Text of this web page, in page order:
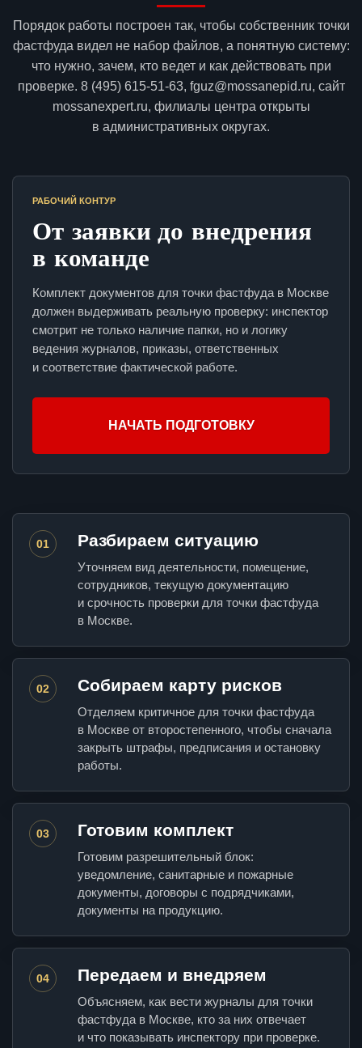
Порядок работы построен так, чтобы собственник точки
фастфуда видел не набор файлов, а понятную систему:
что нужно, зачем, кто ведет и как действовать при
проверке. 8 (495) 615-51-63, fguz@mossanepid.ru, сайт
mossanexpert.ru, филиалы центра открыты
в административных округах.
РАБОЧИЙ КОНТУР
От заявки до внедрения
в команде
Комплект документов для точки фастфуда в Москве
должен выдерживать реальную проверку: инспектор
смотрит не только наличие папки, но и логику
ведения журналов, приказы, ответственных
и соответствие фактической работе.
НАЧАТЬ ПОДГОТОВКУ
01 Разбираем ситуацию
Уточняем вид деятельности, помещение,
сотрудников, текущую документацию
и срочность проверки для точки фастфуда
в Москве.
02 Собираем карту рисков
Отделяем критичное для точки фастфуда
в Москве от второстепенного, чтобы сначала
закрыть штрафы, предписания и остановку
работы.
03 Готовим комплект
Готовим разрешительный блок:
уведомление, санитарные и пожарные
документы, договоры с подрядчиками,
документы на продукцию.
04 Передаем и внедряем
Объясняем, как вести журналы для точки
фастфуда в Москве, кто за них отвечает
и что показывать инспектору при проверке.